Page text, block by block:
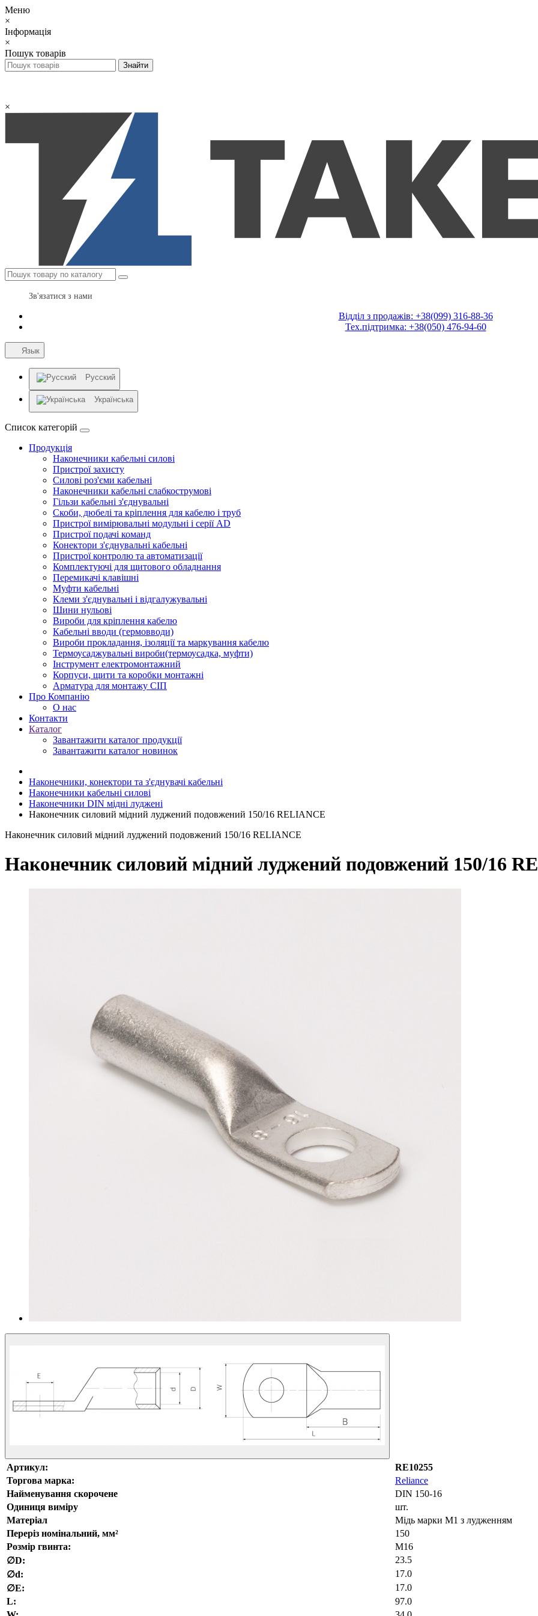
Меню
×
Інформація
×
Пошук товарів
×
Зв'язатися з нами
Відділ з продажів: +38(099) 316-88-36
Тех.підтримка: +38(050) 476-94-60
Язык
Русский
Українська
Список категорій
Продукція
Наконечники кабельні силові
Пристрої захисту
Силові роз'єми кабельні
Наконечники кабельні слабкострумові
Гільзи кабельні з'єднувальні
Скоби, дюбелі та кріплення для кабелю і труб
Пристрої вимірювальні модульні і серії AD
Пристрої подачі команд
Конектори з'єднувальні кабельні
Пристрої контролю та автоматизації
Комплектуючі для щитового обладнання
Перемикачі клавішні
Муфти кабельні
Клеми з'єднувальні і відгалужувальні
Шини нульові
Вироби для кріплення кабелю
Кабельні вводи (гермовводи)
Вироби прокладання, iзоляції та маркування кабелю
Термоусаджувальні вироби(термоусадка, муфти)
Інструмент електромонтажний
Корпуси, щити та коробки монтажні
Арматура для монтажу СІП
Про Компанію
О нас
Контакти
Каталог
Завантажити каталог продукції
Завантажити каталог новинок
Наконечники, конектори та з'єднувачі кабельні
Наконечники кабельні силові
Наконечники DIN мідні луджені
Наконечник силовий мідний луджений подовжений 150/16 RELIANCE
Наконечник силовий мідний луджений подовжений 150/16 RELIANCE
Наконечник силовий мідний луджений подовжений 150/16
Артикул:
RE10255
Торгова марка:
Reliance
Найменування скорочене
DIN 150-16
Одиниця виміру
шт.
Матеріал
Мідь марки М1 з лудженням
Переріз номінальний, мм²
150
Розмір гвинта:
M16
∅D:
23.5
∅d:
17.0
∅E:
17.0
L:
97.0